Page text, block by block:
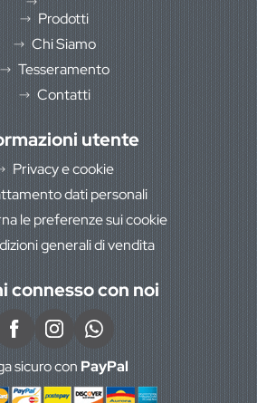
Prodotti
Chi Siamo
Tesseramento
Contatti
utente
Privacy e cookie
dati personali
le preferenze sui cookie
generali di vendita
connesso con noi
sicuro con PayPal